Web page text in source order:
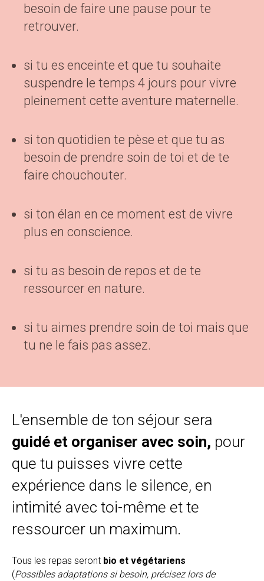
besoin de faire une pause pour te
retrouver.
si tu es enceinte et que tu souhaite
suspendre le temps 4 jours pour vivre
pleinement cette aventure maternelle.
si ton quotidien te pèse et que tu as
besoin de prendre soin de toi et de te
faire chouchouter.
si ton élan en ce moment est de vivre
plus en conscience.
si tu as besoin de repos et de te
ressourcer en nature.
si tu aimes prendre soin de toi mais que
tu ne le fais pas assez.
L'ensemble de ton séjour sera
guidé et organiser avec soin, pour
que tu puisses vivre cette
expérience dans le silence, en
intimité avec toi-même et te
ressourcer un maximum.
Tous les repas seront bio et végétariens
(Possibles adaptations si besoin, précisez lors de